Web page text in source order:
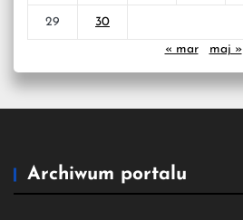
29
30
« mar
maj »
Archiwum portalu